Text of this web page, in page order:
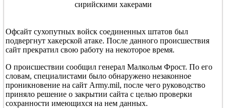
Офсайт сухопутных войск соединенных штатов был
подвергнут хакерской атаке. После данного происшествия
сайт прекратил свою работу на некоторое время.
О происшествии сообщил генерал Малкольм Фрост. По его
словам, специалистами было обнаружено незаконное
проникновение на сайт Army.mil, после чего руководство
приняло решение о закрытии сайта с целью проверки
сохранности имеющихся на нем данных.